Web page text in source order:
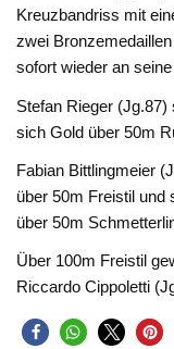
Kreuzbandriss mit
zwei
sofort wieder an
Stefan Rieger
sich Gold über 50m
Fabian Bittlingmeier
über 50m Freistil und
über 50m
Über 100m Freistil
Riccardo Cippoletti